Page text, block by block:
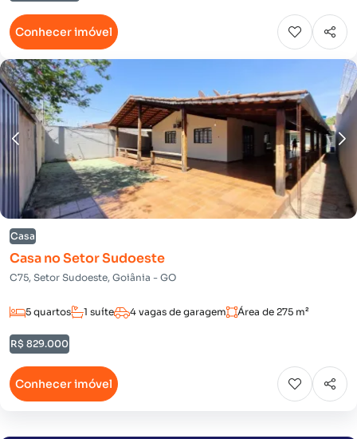
Conhecer imóvel
Casa
Casa no Setor Sudoeste
C75, Setor Sudoeste, Goiânia - GO
5 quartos 1 suíte 4 vagas de garagem Área de 275 m²
R$ 829.000
Conhecer imóvel